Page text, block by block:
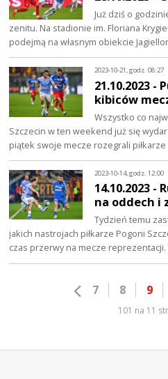
Już dziś o
zenitu. Na stadionie im. Floriana
podejmą na własnym obiekcie
2023-10-21, godz. 08:27
21.10.2023 -
kibiców
Wszystko co
Szczecin w ten weekend już się
piątek swoje mecze rozegrali piłkarze
2023-10-14, godz. 12:00
14.10.2023 -
na oddech i
Tydzień temu
jakich nastrojach piłkarze Pogoni
czas przerwy na mecze reprezentacji.
7 8 9
101 na 11